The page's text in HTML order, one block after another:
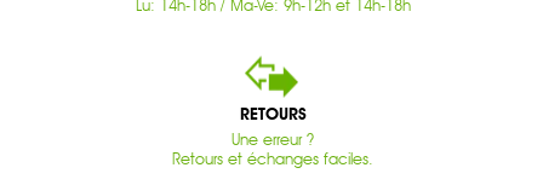
Lu: 14h-18h / Ma-Ve: 9h-12h et 14h-18h
RETOURS
Une erreur ?
Retours et échanges faciles.